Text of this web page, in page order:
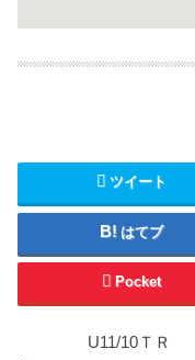
ツイート
はてブ
Pocket
U11/10ＴＲ